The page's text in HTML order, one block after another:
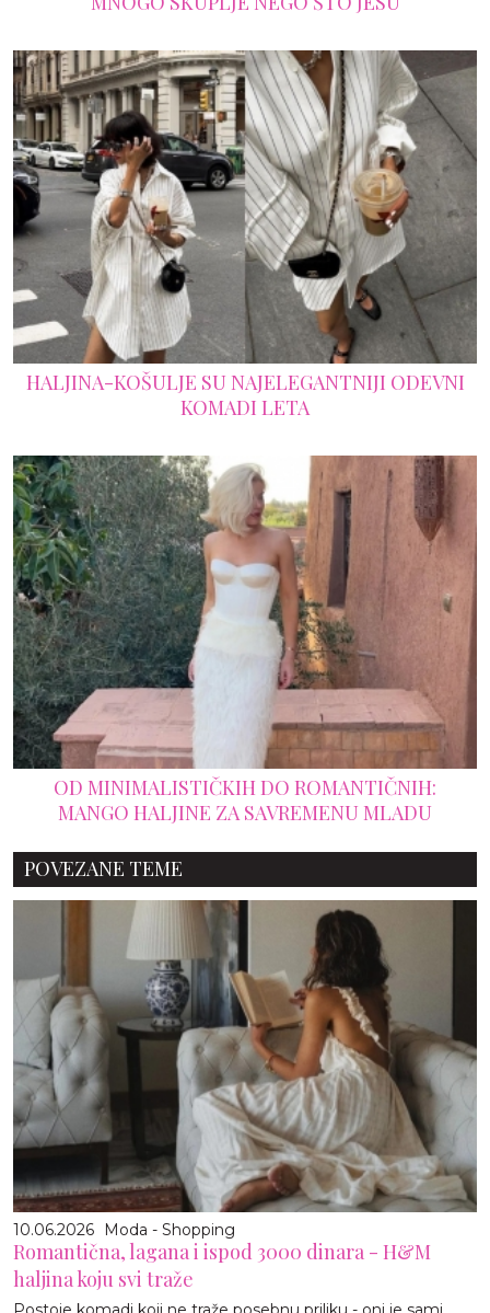
HALJINA-KOŠULJE SU NAJELEGANTNIJI ODEVNI
KOMADI LETA
OD MINIMALISTIČKIH DO ROMANTIČNIH:
MANGO HALJINE ZA SAVREMENU MLADU
POVEZANE TEME
10.06.2026 Moda - Shopping
Romantična, lagana i ispod 3000 dinara - H&M
haljina koju svi traže